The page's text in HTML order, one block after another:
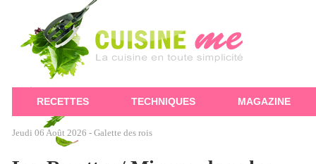
RECETTES TECHNIQUES MAGAZINE
Jeudi 06 Août 2026 - Galette des rois